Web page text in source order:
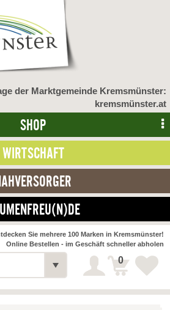
der Marktgemeinde Kremsmünster:
kremsmünster.at
SHOP
WIRTSCHAFT
Alle Webseiten
Sie mehrere 100 Marken in Kremsmünster!
Online Bestellen - im Geschäft schneller abholen
0
Detail
Café